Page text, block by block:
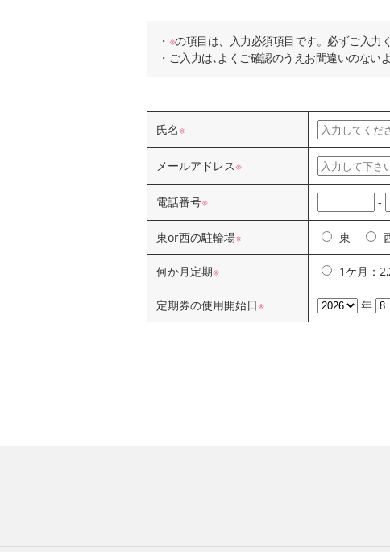
7．定期券の利用期間内で、磁気不良によ
または定期券裏面に記載の注意事項を怠っ
本サービスの利用者は、期間の中途にお
第5条 紛失
本サービスの利用者は、定期券の紛失、毀
第6条 駐輪場利用にあたっての承諾事項
1．本サービスの利用者は、本サービスの
わないこととします。
4．本サービスの利用者は、定期外の利用
する場合は、本サービスを利用できないこ
第7条 個人情報の利用目的
用することをあらかじめ了承するものと
※の項目は、入力必須項目です。必ずご入力
ご入力は､よくご確認のうえお間違いのない
氏名※
メールアドレス※
電話番号※ -
東or西の駐輪場※ 東
何か月定期※ 1ケ月：
定期券の使用開始日※ 年